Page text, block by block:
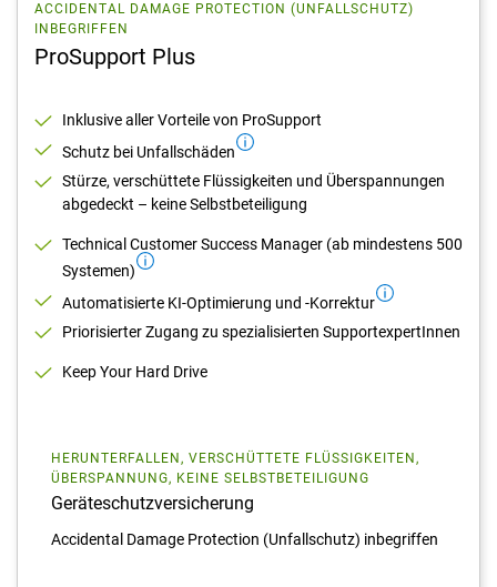
ACCIDENTAL DAMAGE PROTECTION (UNFALLSCHUTZ)
INBEGRIFFEN
ProSupport Plus
Inklusive aller Vorteile von ProSupport
Schutz bei Unfallschäden
Stürze, verschüttete Flüssigkeiten und Überspannungen
abgedeckt – keine Selbstbeteiligung
Technical Customer Success Manager (ab mindestens 500
Systemen)
Automatisierte KI-Optimierung und -Korrektur
Priorisierter Zugang zu spezialisierten SupportexpertInnen
Keep Your Hard Drive
HERUNTERFALLEN, VERSCHÜTTETE FLÜSSIGKEITEN,
ÜBERSPANNUNG, KEINE SELBSTBETEILIGUNG
Geräteschutzversicherung
Accidental Damage Protection (Unfallschutz) inbegriffen